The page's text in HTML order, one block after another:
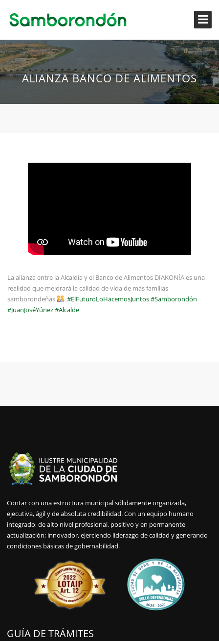
ALIANZA BANCO DE ALIMENTOS
La alianza entre la Alcaldía y el Banco de Alimentos DIAKONÍA es una
realidad que mejorará la calidad de vida de más familias
samborondeñas
.#ElFuturoLoHacemosJuntos#Samborondón
#JuanJoséYúnez#Alcalde
Contar con una estructura municipal sólidamente organizada,
ejecutiva, ágil y de absoluta credibilidad. Con un equipo humano
integrado, de alto nivel profesional, positivo y en permanente
actualización; innovador, ejerciendo liderazgo de calidad y generando
condiciones básicas de gobernabilidad.
GUÍA DE TRÁMITES